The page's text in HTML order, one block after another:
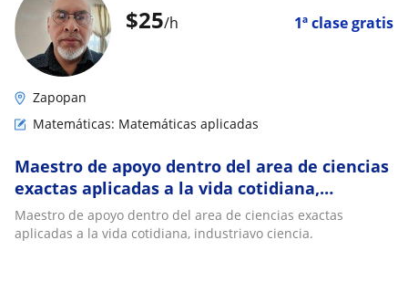
$25/h 1ª clase gratis
Zapopan
Matemáticas: Matemáticas aplicadas
Maestro de apoyo dentro del area de ciencias
exactas aplicadas a la vida cotidiana,
industriavo ciencia
Maestro de apoyo dentro del area de ciencias exactas
aplicadas a la vida cotidiana, industriavo ciencia.